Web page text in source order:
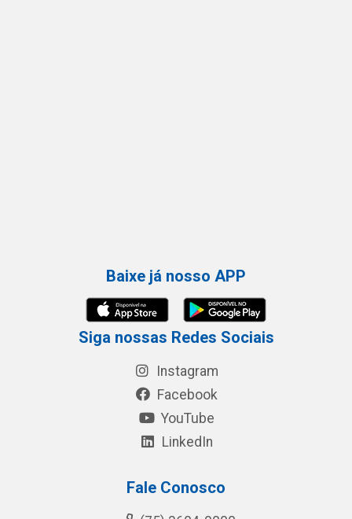
Baixe já nosso APP
Siga nossas Redes Sociais
Instagram
Facebook
YouTube
LinkedIn
Fale Conosco